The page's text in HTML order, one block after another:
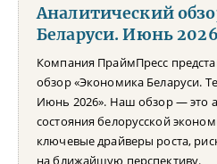
Аналитический
Беларуси. Июнь 2026
Компания ПраймПресс
обзор «Экономика Беларуси.
Июнь 2026». Наш обзор — это
состояния белорусской
ключевые драйверы роста,
на ближайшую перспективу.